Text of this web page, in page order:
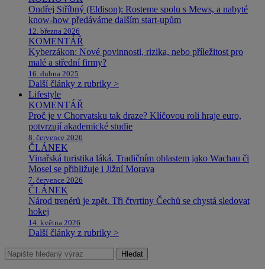
Ondřej Stříbný (Eldison): Rosteme spolu s Mews, a nabyté
know-how předáváme dalším start-upům
12. března 2026
KOMENTÁŘ
Kyberzákon: Nové povinnosti, rizika, nebo příležitost pro
malé a střední firmy?
16. dubna 2025
Další články z rubriky >
Lifestyle
KOMENTÁŘ
Proč je v Chorvatsku tak draze? Klíčovou roli hraje euro,
potvrzují akademické studie
8. července 2026
ČLÁNEK
Vinařská turistika láká. Tradičním oblastem jako Wachau či
Mosel se přibližuje i Jižní Morava
7. července 2026
ČLÁNEK
Národ trenérů je zpět. Tři čtvrtiny Čechů se chystá sledovat
hokej
14. května 2026
Další články z rubriky >
Hledat